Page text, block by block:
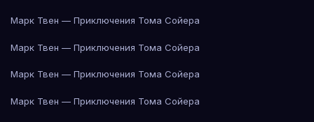
Марк Твен — Приключения Тома Сойера
Марк Твен — Приключения Тома Сойера
Марк Твен — Приключения Тома Сойера
Марк Твен — Приключения Тома Сойера